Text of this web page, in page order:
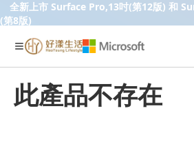
全新上市 Surface Pro,13吋(第12版) 和
(第8版)
此產品不存在